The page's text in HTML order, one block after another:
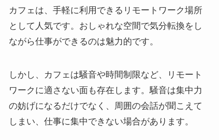
カフェは、手軽に利用できるリモートワーク場所
として人気です。おしゃれな空間で気分転換をし
ながら仕事ができるのは魅力的です。
しかし、カフェは騒音や時間制限など、リモート
ワークに適さない面も存在します。騒音は集中力
の妨げになるだけでなく、周囲の会話が聞こえて
しまい、仕事に集中できない場合があります。